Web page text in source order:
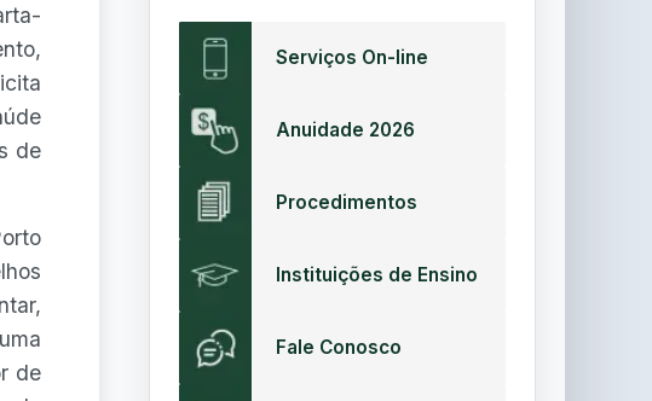
de
de
Serviços On-line
Anuidade 2026
Procedimentos
Instituições de Ensino
Fale Conosco